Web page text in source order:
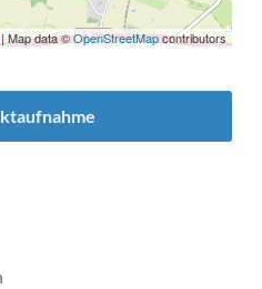
| Map data ©OpenStreetMapcontributors